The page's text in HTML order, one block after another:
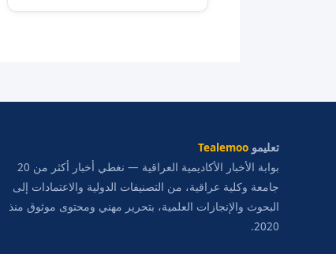
تعليمو Tealemoo
بوابة الأخبار الأكاديمية العراقية — نغطي أخبار أكثر من 20
جامعة وكلية عراقية، من التصنيفات الدولية والاعتمادات إلى
البحوث والإنجازات العلمية، بتحرير مهني ومحتوى موثوق منذ
2020.